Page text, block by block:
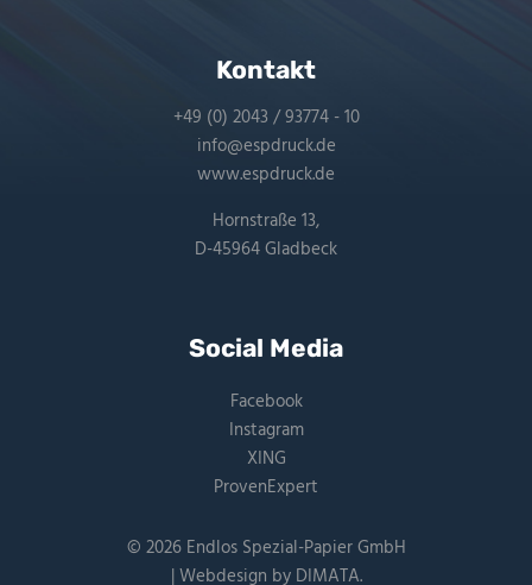
Kontakt
+49 (0) 2043 / 93774 - 10
info@espdruck.de
www.espdruck.de
Hornstraße 13,
D-45964 Gladbeck
Social Media
Facebook
Instagram
XING
ProvenExpert
© 2026 Endlos Spezial-Papier GmbH
| Webdesign by DIMATA.